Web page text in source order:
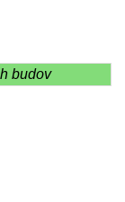
budov